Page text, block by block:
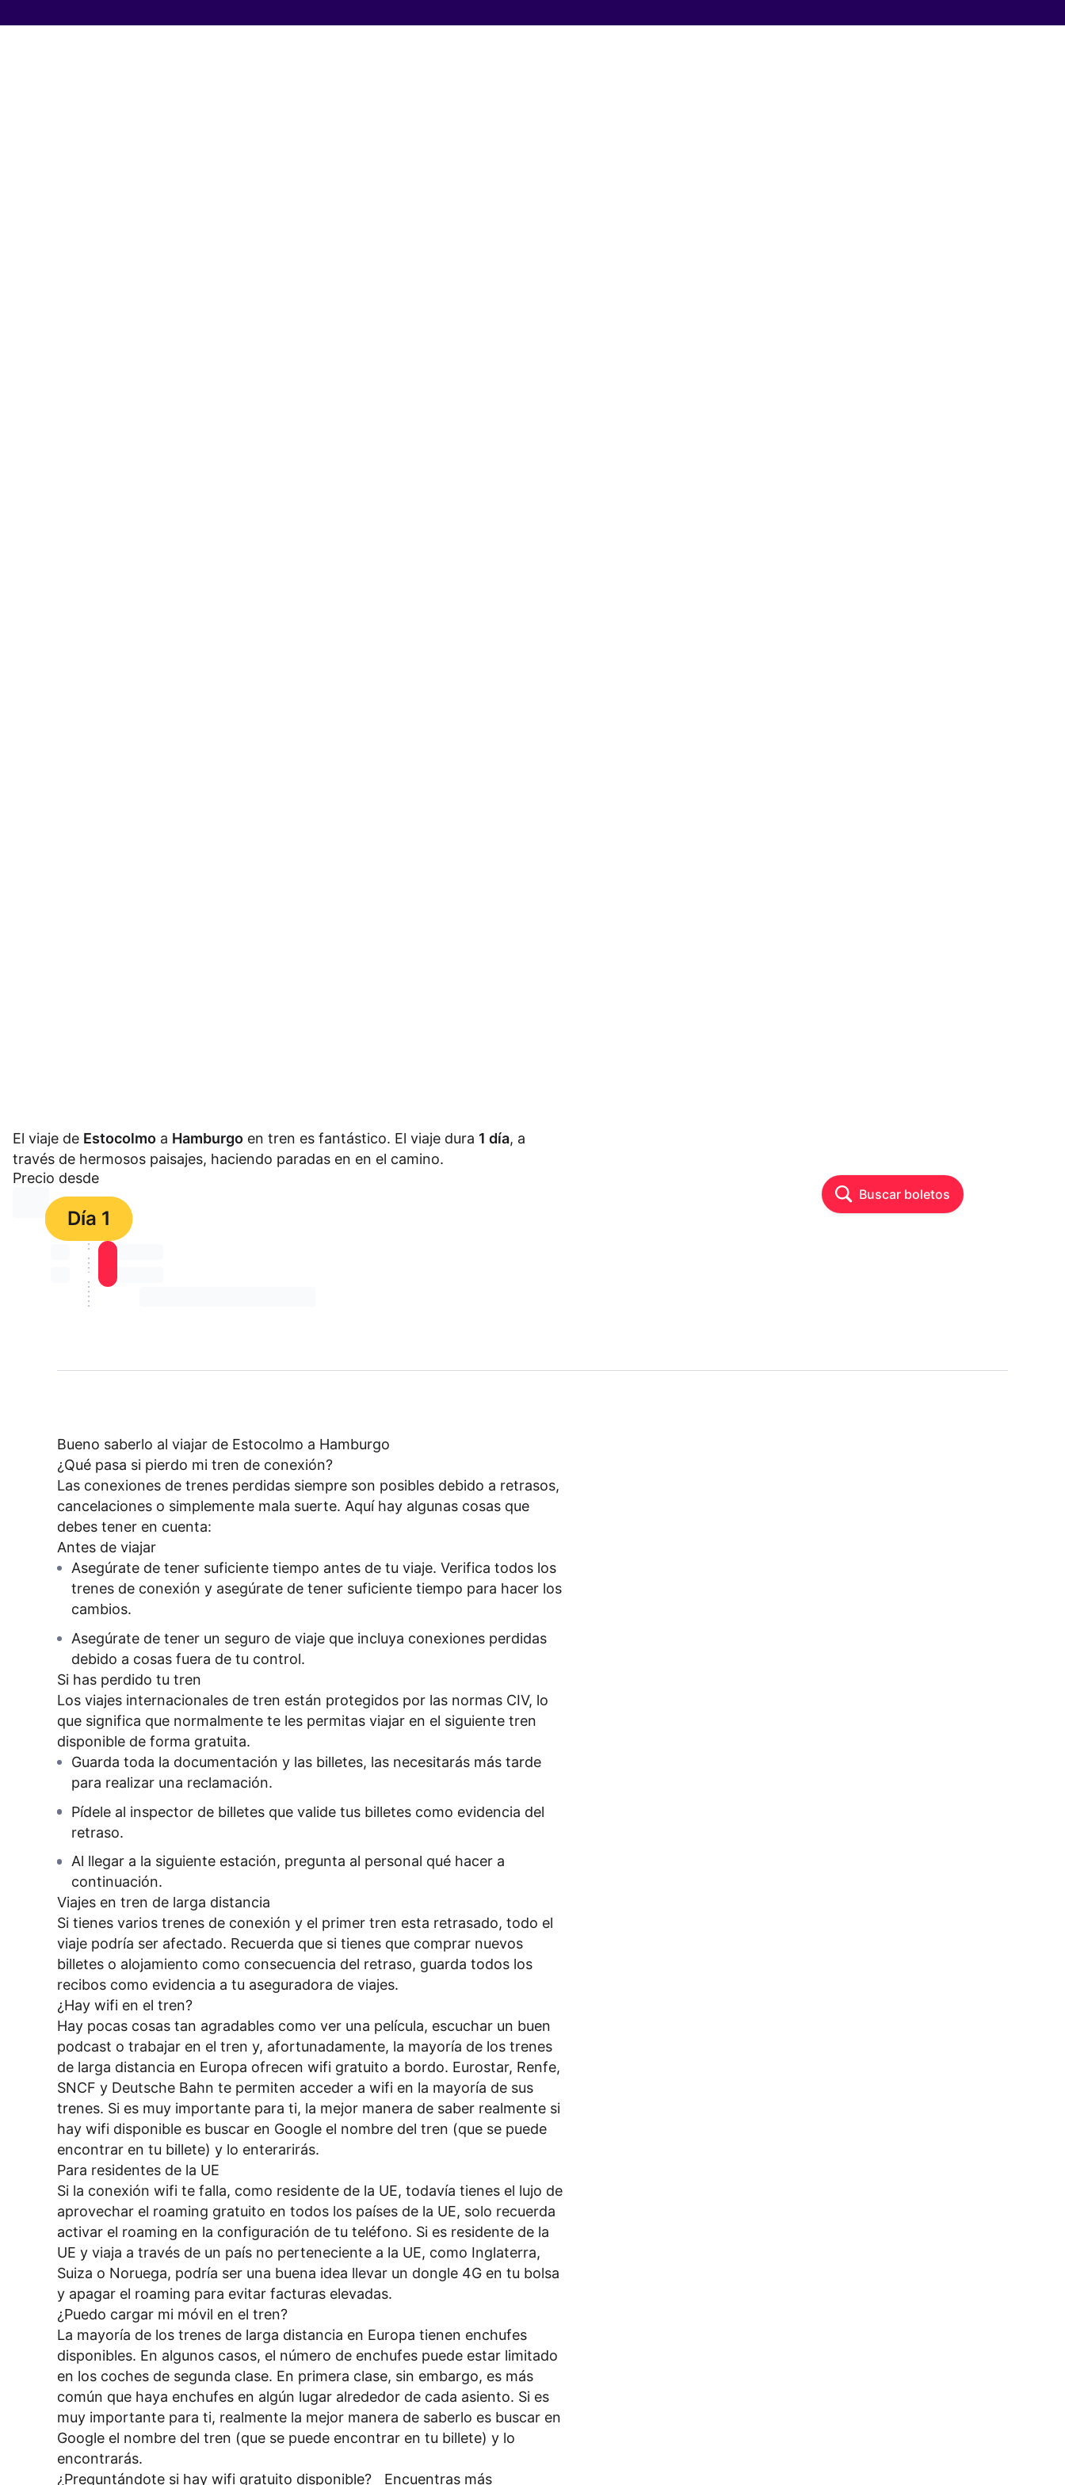
El viaje de Estocolmo a Hamburgo en tren es fantástico. El viaje dura 1 día, a
través de hermosos paisajes, haciendo paradas en en el camino.
Precio desde
⏳⏳ Buscar boletos
Día 1
⏳⏳ ⏳ ⏳⏳
⏳⏳ ⏳ ⏳⏳
Bueno saberlo al viajar de Estocolmo a Hamburgo
¿Qué pasa si pierdo mi tren de conexión?
Las conexiones de trenes perdidas siempre son posibles debido a retrasos,
cancelaciones o simplemente mala suerte. Aquí hay algunas cosas que
debes tener en cuenta:
Antes de viajar
Asegúrate de tener suficiente tiempo antes de tu viaje. Verifica todos los
trenes de conexión y asegúrate de tener suficiente tiempo para hacer los
cambios.
Asegúrate de tener un seguro de viaje que incluya conexiones perdidas
debido a cosas fuera de tu control.
Si has perdido tu tren
Los viajes internacionales de tren están protegidos por las normas CIV, lo
que significa que normalmente te les permitas viajar en el siguiente tren
disponible de forma gratuita.
Guarda toda la documentación y las billetes, las necesitarás más tarde
para realizar una reclamación.
Pídele al inspector de billetes que valide tus billetes como evidencia del
retraso.
Al llegar a la siguiente estación, pregunta al personal qué hacer a
continuación.
Viajes en tren de larga distancia
Si tienes varios trenes de conexión y el primer tren esta retrasado, todo el
viaje podría ser afectado. Recuerda que si tienes que comprar nuevos
billetes o alojamiento como consecuencia del retraso, guarda todos los
recibos como evidencia a tu aseguradora de viajes.
¿Hay wifi en el tren?
Hay pocas cosas tan agradables como ver una película, escuchar un buen
podcast o trabajar en el tren y, afortunadamente, la mayoría de los trenes
de larga distancia en Europa ofrecen wifi gratuito a bordo. Eurostar, Renfe,
SNCF y Deutsche Bahn te permiten acceder a wifi en la mayoría de sus
trenes. Si es muy importante para ti, la mejor manera de saber realmente si
hay wifi disponible es buscar en Google el nombre del tren (que se puede
encontrar en tu billete) y lo enterarirás.
Para residentes de la UE
Si la conexión wifi te falla, como residente de la UE, todavía tienes el lujo de
aprovechar el roaming gratuito en todos los países de la UE, solo recuerda
activar el roaming en la configuración de tu teléfono. Si es residente de la
UE y viaja a través de un país no perteneciente a la UE, como Inglaterra,
Suiza o Noruega, podría ser una buena idea llevar un dongle 4G en tu bolsa
y apagar el roaming para evitar facturas elevadas.
¿Puedo cargar mi móvil en el tren?
La mayoría de los trenes de larga distancia en Europa tienen enchufes
disponibles. En algunos casos, el número de enchufes puede estar limitado
en los coches de segunda clase. En primera clase, sin embargo, es más
común que haya enchufes en algún lugar alrededor de cada asiento. Si es
muy importante para ti, realmente la mejor manera de saberlo es buscar en
Google el nombre del tren (que se puede encontrar en tu billete) y lo
encontrarás.
¿Preguntándote si hay wifi gratuito disponible? Encuentras más